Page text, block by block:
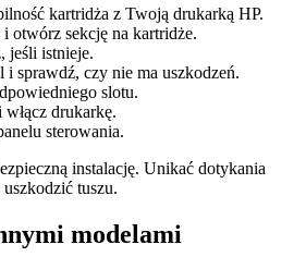
kartridża z Twoją drukarką HP.
i otwórz sekcję na kartridże.
jeśli istnieje.
sprawdź, czy nie ma uszkodzeń.
slotu.
drukarkę.
sterowania.
instalację. Unikać dotykania
tuszu.
modelami